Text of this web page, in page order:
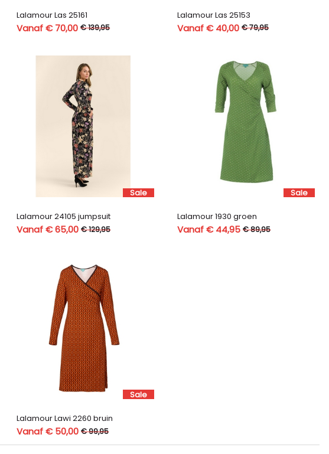
Lalamour Las 25161
Vanaf € 70,00 € 139,95
Lalamour Las 25153
Vanaf € 40,00 € 79,95
Sale
Lalamour 24105 jumpsuit
Vanaf € 65,00 € 129,95
Sale
Lalamour 1930 groen
Vanaf € 44,95 € 89,95
Sale
Lalamour Lawi 2260 bruin
Vanaf € 50,00 € 99,95